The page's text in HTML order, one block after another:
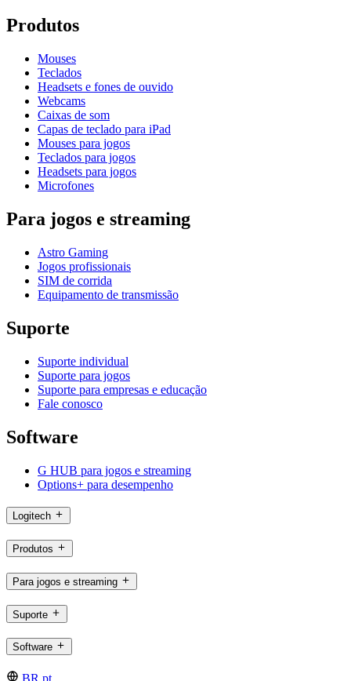
Produtos
Mouses
Teclados
Headsets e fones de ouvido
Webcams
Caixas de som
Capas de teclado para iPad
Mouses para jogos
Teclados para jogos
Headsets para jogos
Microfones
Para jogos e streaming
Astro Gaming
Jogos profissionais
SIM de corrida
Equipamento de transmissão
Suporte
Suporte individual
Suporte para jogos
Suporte para empresas e educação
Fale conosco
Software
G HUB para jogos e streaming
Options+ para desempenho
Logitech
Produtos
Para jogos e streaming
Suporte
Software
BR,pt